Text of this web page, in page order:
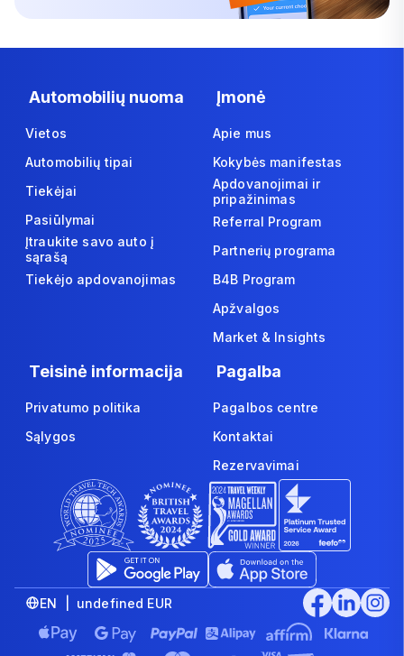
Automobilių nuoma
Vietos
Automobilių tipai
Tiekėjai
Pasiūlymai
Įtraukite savo auto į
sąrašą
Tiekėjo apdovanojimas
Įmonė
Apie mus
Kokybės manifestas
Apdovanojimai ir
pripažinimas
Referral Program
Partnerių programa
B4B Program
Apžvalgos
Market & Insights
Teisinė informacija
Privatumo politika
Sąlygos
Pagalba
Pagalbos centre
Kontaktai
Rezervavimai
EN | undefined EUR